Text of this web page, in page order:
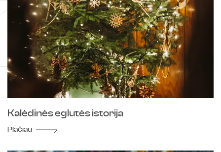
Kalėdinės eglutės istorija
Plačiau